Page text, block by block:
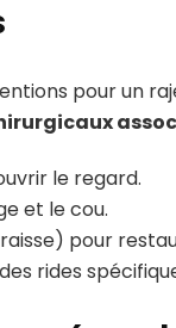
pour un
le regard.
et le cou.
pour
rides